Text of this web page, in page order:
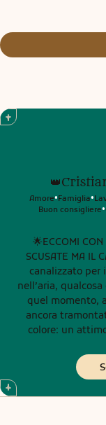
Amore•Famiglia•
Buon consigliere•
🌟ECCOMI
SCUSATE MA IL
canalizzato per
nell’aria,
quel momento,
ancora
colore: un
giorni, molti
interno”, un